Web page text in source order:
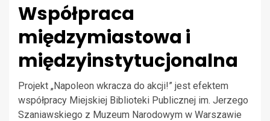
Współpraca
międzymiastowa i
międzyinstytucjonalna
Projekt „Napoleon wkracza do akcji!” jest efektem
współpracy Miejskiej Biblioteki Publicznej im. Jerzego
Szaniawskiego z Muzeum Narodowym w Warszawie